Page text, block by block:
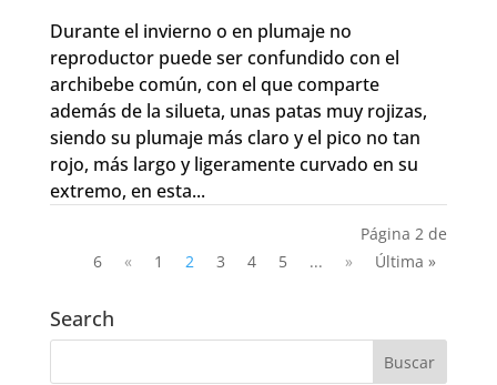
Durante el invierno o en plumaje no
reproductor puede ser confundido con el
archibebe común, con el que comparte
además de la silueta, unas patas muy rojizas,
siendo su plumaje más claro y el pico no tan
rojo, más largo y ligeramente curvado en su
extremo, en esta...
Página 2 de
6
« 1 2 3 4 5 ... » Última »
Search